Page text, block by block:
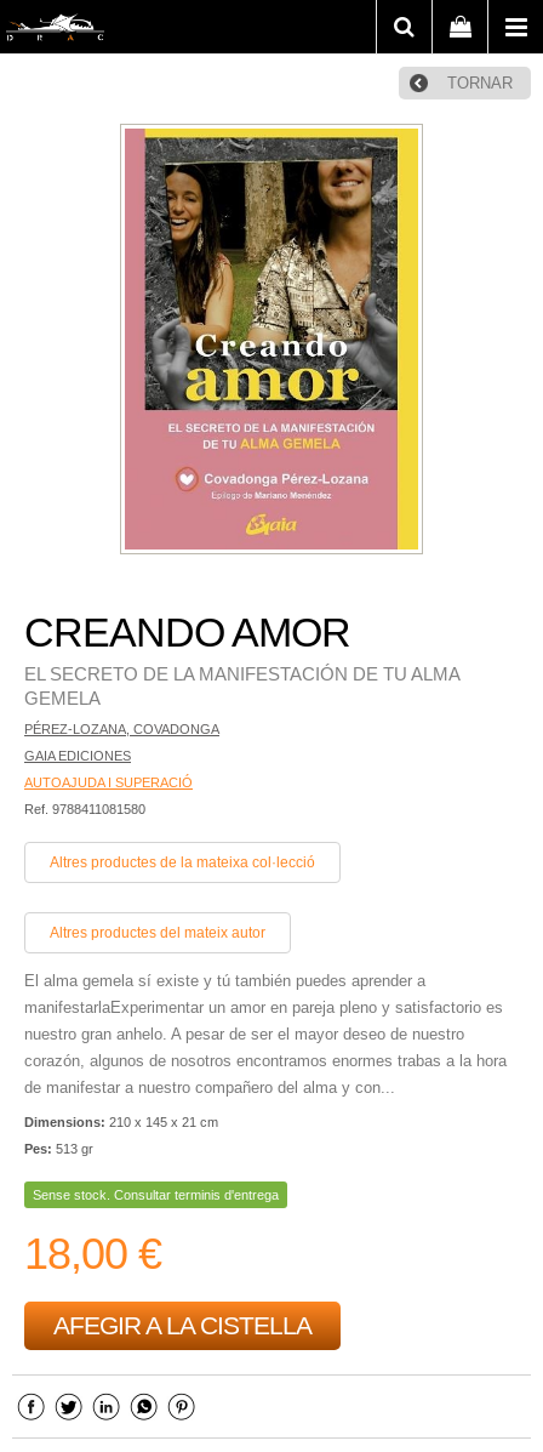
TORNAR
CREANDO AMOR
EL SECRETO DE LA MANIFESTACIÓN DE TU ALMA
GEMELA
PÉREZ-LOZANA, COVADONGA
GAIA EDICIONES
AUTOAJUDA I SUPERACIÓ
Ref. 9788411081580
Altres productes de la mateixa col·lecció
Altres productes del mateix autor
El alma gemela sí existe y tú también puedes aprender a
manifestarlaExperimentar un amor en pareja pleno y satisfactorio es
nuestro gran anhelo. A pesar de ser el mayor deseo de nuestro
corazón, algunos de nosotros encontramos enormes trabas a la hora
de manifestar a nuestro compañero del alma y con...
Dimensions: 210 x 145 x 21 cm
Pes: 513 gr
Sense stock. Consultar terminis d'entrega
18,00 €
AFEGIR A LA CISTELLA